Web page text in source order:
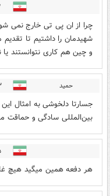
چرا از ان پی تی خارج نمی
شهیدمان را داشتیم تا
و چین هم کاری نتوانستند یا
حمید
جسارتا دلخوشی به امثال
بین‌المللی سادگی و
هر دفعه همین میگید هیچ